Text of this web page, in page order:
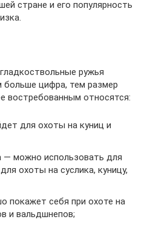
стране и его популярность
ружья
цифра, тем размер
востребованным относятся:
для охоты на куниц и
— можно использовать для
охоты на суслика, куницу,
покажет себя при охоте на
и вальдшнепов;